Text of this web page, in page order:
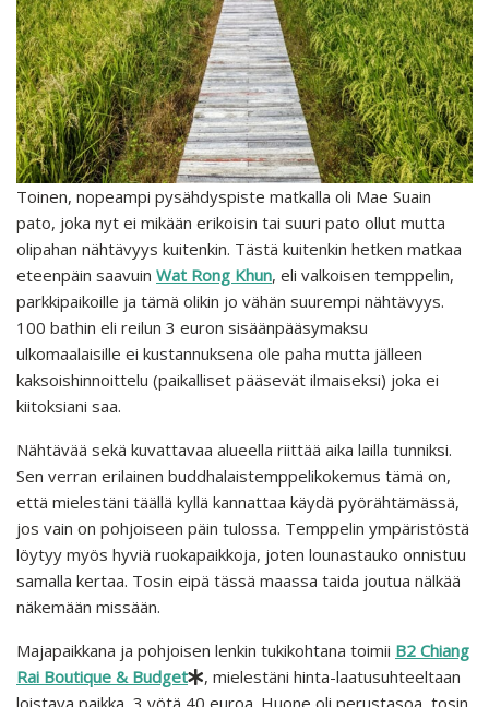
Toinen, nopeampi pysähdyspiste matkalla oli Mae Suain
pato, joka nyt ei mikään erikoisin tai suuri pato ollut mutta
olipahan nähtävyys kuitenkin. Tästä kuitenkin hetken matkaa
eteenpäin saavuin Wat Rong Khun, eli valkoisen temppelin,
parkkipaikoille ja tämä olikin jo vähän suurempi nähtävyys.
100 bathin eli reilun 3 euron sisäänpääsymaksu
ulkomaalaisille ei kustannuksena ole paha mutta jälleen
kaksoishinnoittelu (paikalliset pääsevät ilmaiseksi) joka ei
kiitoksiani saa.
Nähtävää sekä kuvattavaa alueella riittää aika lailla tunniksi.
Sen verran erilainen buddhalaistemppelikokemus tämä on,
että mielestäni täällä kyllä kannattaa käydä pyörähtämässä,
jos vain on pohjoiseen päin tulossa. Temppelin ympäristöstä
löytyy myös hyviä ruokapaikkoja, joten lounastauko onnistuu
samalla kertaa. Tosin eipä tässä maassa taida joutua nälkää
näkemään missään.
Majapaikkana ja pohjoisen lenkin tukikohtana toimii B2 Chiang
Rai Boutique & Budget
, mielestäni hinta-laatusuhteeltaan
loistava paikka, 3 yötä 40 euroa. Huone oli perustasoa, tosin